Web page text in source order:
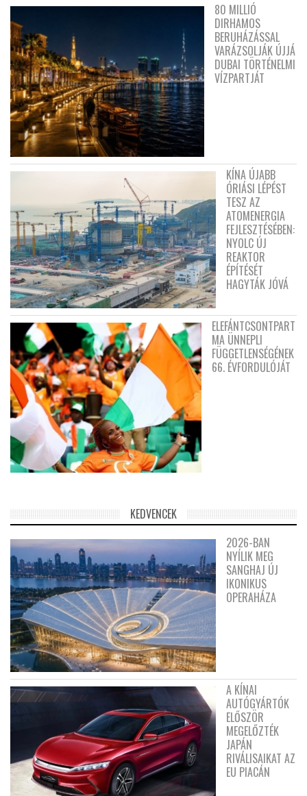
80 MILLIÓ
DIRHAMOS
BERUHÁZÁSSAL
VARÁZSOLJÁK ÚJJÁ
DUBAI TÖRTÉNELMI
VÍZPARTJÁT
KÍNA ÚJABB
ÓRIÁSI LÉPÉST
TESZ AZ
ATOMENERGIA
FEJLESZTÉSÉBEN:
NYOLC ÚJ
REAKTOR
ÉPÍTÉSÉT
HAGYTÁK JÓVÁ
ELEFÁNTCSONTPART
MA ÜNNEPLI
FÜGGETLENSÉGÉNEK
66. ÉVFORDULÓJÁT
KEDVENCEK
2026-BAN
NYÍLIK MEG
SANGHAJ ÚJ
IKONIKUS
OPERAHÁZA
A KÍNAI
AUTÓGYÁRTÓK
ELŐSZÖR
MEGELŐZTÉK
JAPÁN
RIVÁLISAIKAT AZ
EU PIACÁN